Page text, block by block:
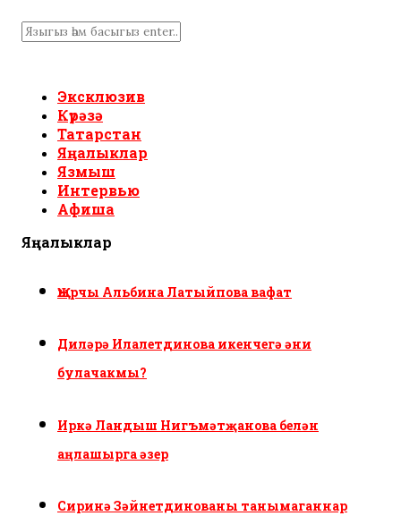
Эксклюзив
Күрәзә
Татарстан
Яңалыклар
Язмыш
Интервью
Афиша
Яңалыклар
Җырчы Альбина Латыйпова вафат
Диләрә Илалетдинова икенчегә әни
булачакмы?
Иркә Ландыш Нигъмәтҗанова белән
аңлашырга әзер
Сиринә Зәйнетдинованы танымаганнар